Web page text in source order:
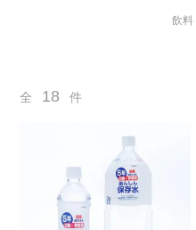
ショップガイド
ギフト対応について
飲料
全 18 件